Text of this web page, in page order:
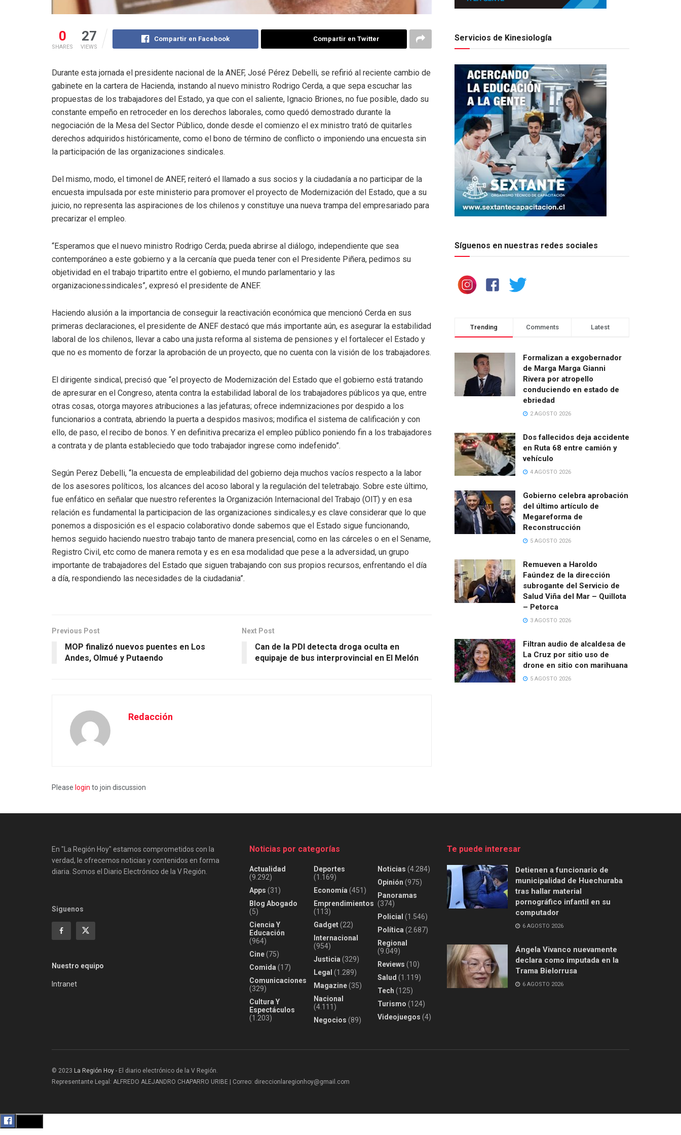
0
SHARES
27
VIEWS
Compartir en Facebook Compartir en Twitter
Durante esta jornada el presidente nacional de la ANEF, José Pérez Debelli, se refirió al reciente cambio de
gabinete en la cartera de Hacienda, instando al nuevo ministro Rodrigo Cerda, a que sepa escuchar las
propuestas de los trabajadores del Estado, ya que con el saliente, Ignacio Briones, no fue posible, dado su
constante empeño en retroceder en los derechos laborales, como quedó demostrado durante la
negociación de la Mesa del Sector Público, donde desde el comienzo el ex ministro trató de quitarles
derechos adquiridos históricamente, como el bono de término de conflicto o imponiendo una encuesta sin
la participación de las organizaciones sindicales.
Del mismo, modo, el timonel de ANEF, reiteró el llamado a sus socios y la ciudadanía a no participar de la
encuesta impulsada por este ministerio para promover el proyecto de Modernización del Estado, que a su
juicio, no representa las aspiraciones de los chilenos y constituye una nueva trampa del empresariado para
precarizar el empleo.
“Esperamos que el nuevo ministro Rodrigo Cerda; pueda abrirse al diálogo, independiente que sea
contemporáneo a este gobierno y a la cercanía que pueda tener con el Presidente Piñera, pedimos su
objetividad en el trabajo tripartito entre el gobierno, el mundo parlamentario y las
organizacionessindicales”, expresó el presidente de ANEF.
Haciendo alusión a la importancia de conseguir la reactivación económica que mencionó Cerda en sus
primeras declaraciones, el presidente de ANEF destacó que más importante aún, es asegurar la estabilidad
laboral de los chilenos, llevar a cabo una justa reforma al sistema de pensiones y el fortalecer el Estado y
que no es momento de forzar la aprobación de un proyecto, que no cuenta con la visión de los trabajadores.
El dirigente sindical, precisó que “el proyecto de Modernización del Estado que el gobierno está tratando
de apresurar en el Congreso, atenta contra la estabilidad laboral de los trabajadores públicos ya que, entre
otras cosas, otorga mayores atribuciones a las jefaturas; ofrece indemnizaciones por despido a los
funcionarios a contrata, abriendo la puerta a despidos masivos; modifica el sistema de calificación y con
ello, de paso, el recibo de bonos. Y en definitiva precariza el empleo público poniendo fin a los trabajadores
a contrata y de planta estableciedo que todo trabajador ingrese como indefenido”.
Según Perez Debelli, “la encuesta de empleabilidad del gobierno deja muchos vacíos respecto a la labor
de los asesores políticos, los alcances del acoso laboral y la regulación del teletrabajo. Sobre este último,
fue enfático en señalar que nuestro referentes la Organización Internacional del Trabajo (OIT) y en esa
relación es fundamental la participacion de las organizaciones sindicales,y es clave considerar que lo que
ponemos a disposición es el espacio colaborativo donde sabemos que el Estado sigue funcionando,
hemos seguido haciendo nuestro trabajo tanto de manera presencial, como en las cárceles o en el Sename,
Registro Civil, etc como de manera remota y es en esa modalidad que pese a la adversidad, un grupo
importante de trabajadores del Estado que siguen trabajando con sus propios recursos, enfrentando el día
a día, respondiendo las necesidades de la ciudadania”.
Previous Post
MOP finalizó nuevos puentes en Los
Andes, Olmué y Putaendo
Next Post
Can de la PDI detecta droga oculta en
equipaje de bus interprovincial en El Melón
Redacción
Please login to join discussion
Servicios de Kinesiología
Síguenos en nuestras redes sociales
Trending Comments Latest
Formalizan a exgobernador
de Marga Marga Gianni
Rivera por atropello
conduciendo en estado de
ebriedad
2 AGOSTO 2026
Dos fallecidos deja accidente
en Ruta 68 entre camión y
vehículo
4 AGOSTO 2026
Gobierno celebra aprobación
del último artículo de
Megareforma de
Reconstrucción
5 AGOSTO 2026
Remueven a Haroldo
Faúndez de la dirección
subrogante del Servicio de
Salud Viña del Mar – Quillota
– Petorca
3 AGOSTO 2026
Filtran audio de alcaldesa de
La Cruz por sitio uso de
drone en sitio con marihuana
5 AGOSTO 2026
En "La Región Hoy" estamos comprometidos con la
verdad, le ofrecemos noticias y contenidos en forma
diaria. Somos el Diario Electrónico de la V Región.
Siguenos
Nuestro equipo
Intranet
Noticias por categorías
Actualidad
(9.292)
Apps (31)
Blog Abogado
(5)
Ciencia Y
Educación
(964)
Cine(75)
Comida (17)
Comunicaciones
(329)
Cultura Y
Espectáculos
(1.203)
Deportes
(1.169)
Economía (451)
Emprendimientos
(113)
Gadget(22)
Internacional
(954)
Justicia (329)
Legal (1.289)
Magazine(35)
Nacional
(4.111)
Negocios (89)
Noticias (4.284)
Opinión (975)
Panoramas
(374)
Policial (1.546)
Política (2.687)
Regional
(9.049)
Reviews (10)
Salud (1.119)
Tech (125)
Turismo (124)
Videojuegos (4)
Te puede interesar
Detienen a funcionario de
municipalidad de Huechuraba
tras hallar material
pornográfico infantil en su
computador
6 AGOSTO 2026
Ángela Vivanco nuevamente
declara como imputada en la
Trama Bielorrusa
6 AGOSTO 2026
© 2023 La Región Hoy - El diario electrónico de la V Región.
Representante Legal: ALFREDO ALEJANDRO CHAPARRO URIBE | Correo: direccionlaregionhoy@gmail.com